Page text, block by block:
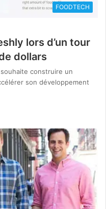
FOODTECH
lors d’un tour
dollars
construire un
son développement